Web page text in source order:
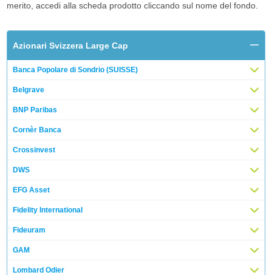
merito, accedi alla scheda prodotto cliccando sul nome del fondo.
Azionari Svizzera Large Cap
Banca Popolare di Sondrio (SUISSE)
Belgrave
BNP Paribas
Cornèr Banca
Crossinvest
DWS
EFG Asset
Fidelity International
Fideuram
GAM
Lombard Odier